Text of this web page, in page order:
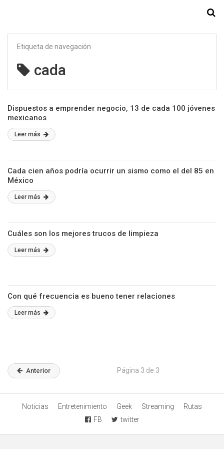
Etiqueta de navegación
cada
Dispuestos a emprender negocio, 13 de cada 100 jóvenes
mexicanos
Leer más
Cada cien años podría ocurrir un sismo como el del 85 en
México
Leer más
Cuáles son los mejores trucos de limpieza
Leer más
Con qué frecuencia es bueno tener relaciones
Leer más
Anterior Página 3 de 3
Noticias Entretenimiento Geek Streaming
Rutas
FB
twitter